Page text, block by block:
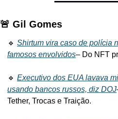
🚨 Gil Gomes
🔹 Shirtum vira caso de polícia
famosos envolvidos– Do NFT
🔹 Executivo dos EUA lavava
usando bancos russos, diz DOJ
Tether, Trocas e Traição.